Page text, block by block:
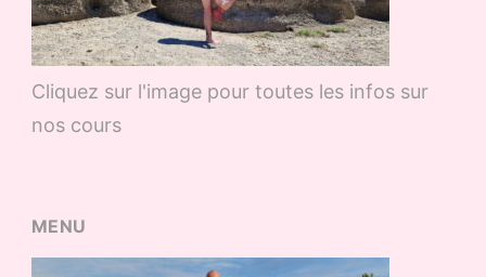
Cliquez sur l'image pour toutes les infos sur
nos cours
MENU